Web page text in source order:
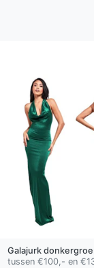
Galajurk
tussen €100,- en